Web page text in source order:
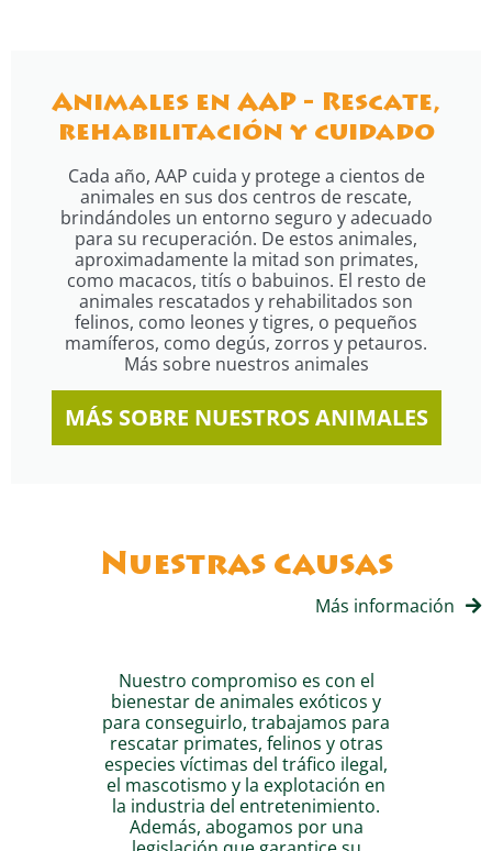
Animales en AAP - Rescate,
rehabilitación y cuidado
Cada año, AAP cuida y protege a cientos de
animales en sus dos centros de rescate,
brindándoles un entorno seguro y adecuado
para su recuperación. De estos animales,
aproximadamente la mitad son primates,
como macacos, titís o babuinos. El resto de
animales rescatados y rehabilitados son
felinos, como leones y tigres, o pequeños
mamíferos, como degús, zorros y petauros.
Más sobre nuestros animales
MÁS SOBRE NUESTROS ANIMALES
Nuestras causas
Más información
Nuestro compromiso es con el
bienestar de animales exóticos y
para conseguirlo, trabajamos para
rescatar primates, felinos y otras
especies víctimas del tráfico ilegal,
el mascotismo y la explotación en
la industria del entretenimiento.
Además, abogamos por una